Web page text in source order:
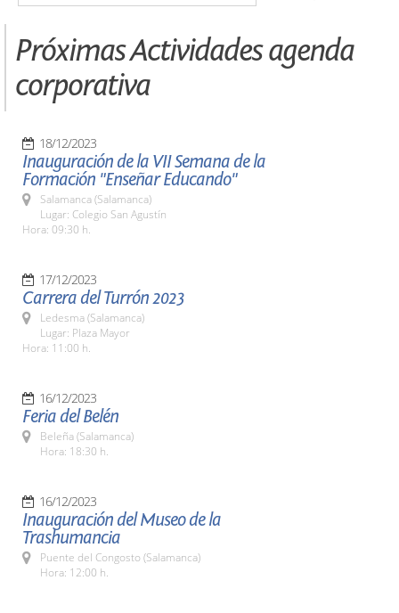
Próximas Actividades agenda
corporativa
18/12/2023
Inauguración de la VII Semana de la
Formación "Enseñar Educando"
Salamanca (Salamanca)
Lugar: Colegio San Agustín
Hora: 09:30 h.
17/12/2023
Carrera del Turrón 2023
Ledesma (Salamanca)
Lugar: Plaza Mayor
Hora: 11:00 h.
16/12/2023
Feria del Belén
Beleña (Salamanca)
Hora: 18:30 h.
16/12/2023
Inauguración del Museo de la
Trashumancia
Puente del Congosto (Salamanca)
Hora: 12:00 h.